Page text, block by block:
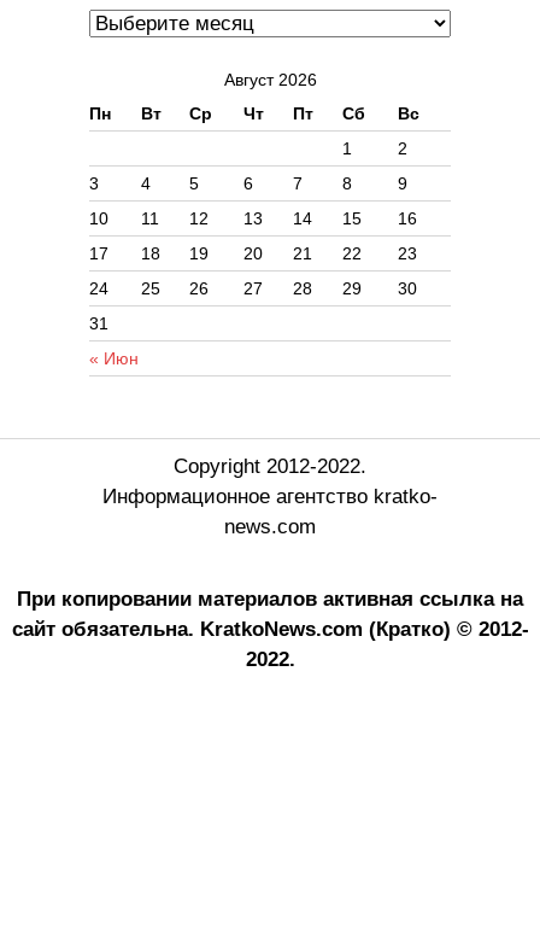
Август 2026
Пн
Вт Ср Чт Пт Сб Вс
« Июн
1
2
3
4 5 6 7 8
9
10
11 12 13 14 15
16
17
18 19 20 21 22
23
24
25 26 27 28 29
30
31
Copyright 2012-2022.
Информационное агентство kratko-
news.com
При копировании материалов активная ссылка на
сайт обязательна. KratkoNews.com (Кратко) © 2012-
2022.